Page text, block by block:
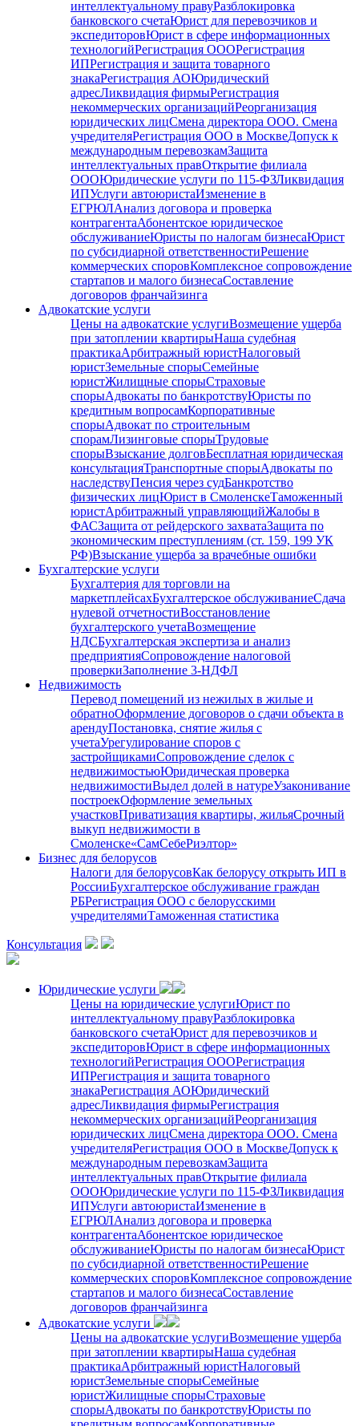
интеллектуальному правуРазблокировка
банковского счетаЮрист для перевозчиков и
экспедиторовЮрист в сфере информационных
технологийРегистрация ОООРегистрация
ИПРегистрация и защита товарного
знакаРегистрация АОЮридический
адресЛиквидация фирмыРегистрация
некоммерческих организацийРеорганизация
юридических лицСмена директора ООО. Смена
учредителяРегистрация ООО в МосквеДопуск к
международным перевозкамЗащита
интеллектуальных правОткрытие филиала
ОООЮридические услуги по 115-ФЗЛиквидация
ИПУслуги автоюристаИзменение в
ЕГРЮЛАнализ договора и проверка
контрагентаАбонентское юридическое
обслуживаниеЮристы по налогам бизнесаЮрист
по субсидиарной ответственностиРешение
коммерческих споровКомплексное сопровождение
стартапов и малого бизнесаСоставление
договоров франчайзинга
Адвокатские услуги
Цены на адвокатские услугиВозмещение ущерба
при затоплении квартирыНаша судебная
практикаАрбитражный юристНалоговый
юристЗемельные спорыСемейные
юристЖилищные спорыСтраховые
спорыАдвокаты по банкротствуЮристы по
кредитным вопросамКорпоративные
спорыАдвокат по строительным
спорамЛизинговые спорыТрудовые
спорыВзыскание долговБесплатная юридическая
консультацияТранспортные спорыАдвокаты по
наследствуПенсия через судБанкротство
физических лицЮрист в СмоленскеТаможенный
юристАрбитражный управляющийЖалобы в
ФАСЗащита от рейдерского захватаЗащита по
экономическим преступлениям (ст. 159, 199 УК
РФ)Взыскание ущерба за врачебные ошибки
Бухгалтерские услуги
Бухгалтерия для торговли на
маркетплейсахБухгалтерское обслуживаниеСдача
нулевой отчетностиВосстановление
бухгалтерского учетаВозмещение
НДСБухгалтерская экспертиза и анализ
предприятияСопровождение налоговой
проверкиЗаполнение 3-НДФЛ
Недвижимость
Перевод помещений из нежилых в жилые и
обратноОформление договоров о сдачи объекта в
арендуПостановка, снятие жилья с
учетаУрегулирование споров с
застройщикамиСопровождение сделок с
недвижимостьюЮридическая проверка
недвижимостиВыдел долей в натуреУзаконивание
построекОформление земельных
участковПриватизация квартиры, жильяСрочный
выкуп недвижимости в
Cмоленске«СамСебеРиэлтор»
Бизнес для белорусов
Налоги для белорусовКак белорусу открыть ИП в
РоссииБухгалтерское обслуживание граждан
РБРегистрация ООО с белорусскими
учредителямиТаможенная статистика
Консультация
Юридические услуги
Цены на юридические услугиЮрист по
интеллектуальному правуРазблокировка
банковского счетаЮрист для перевозчиков и
экспедиторовЮрист в сфере информационных
технологийРегистрация ОООРегистрация
ИПРегистрация и защита товарного
знакаРегистрация АОЮридический
адресЛиквидация фирмыРегистрация
некоммерческих организацийРеорганизация
юридических лицСмена директора ООО. Смена
учредителяРегистрация ООО в МосквеДопуск к
международным перевозкамЗащита
интеллектуальных правОткрытие филиала
ОООЮридические услуги по 115-ФЗЛиквидация
ИПУслуги автоюристаИзменение в
ЕГРЮЛАнализ договора и проверка
контрагентаАбонентское юридическое
обслуживаниеЮристы по налогам бизнесаЮрист
по субсидиарной ответственностиРешение
коммерческих споровКомплексное сопровождение
стартапов и малого бизнесаСоставление
договоров франчайзинга
Адвокатские услуги
Цены на адвокатские услугиВозмещение ущерба
при затоплении квартирыНаша судебная
практикаАрбитражный юристНалоговый
юристЗемельные спорыСемейные
юристЖилищные спорыСтраховые
спорыАдвокаты по банкротствуЮристы по